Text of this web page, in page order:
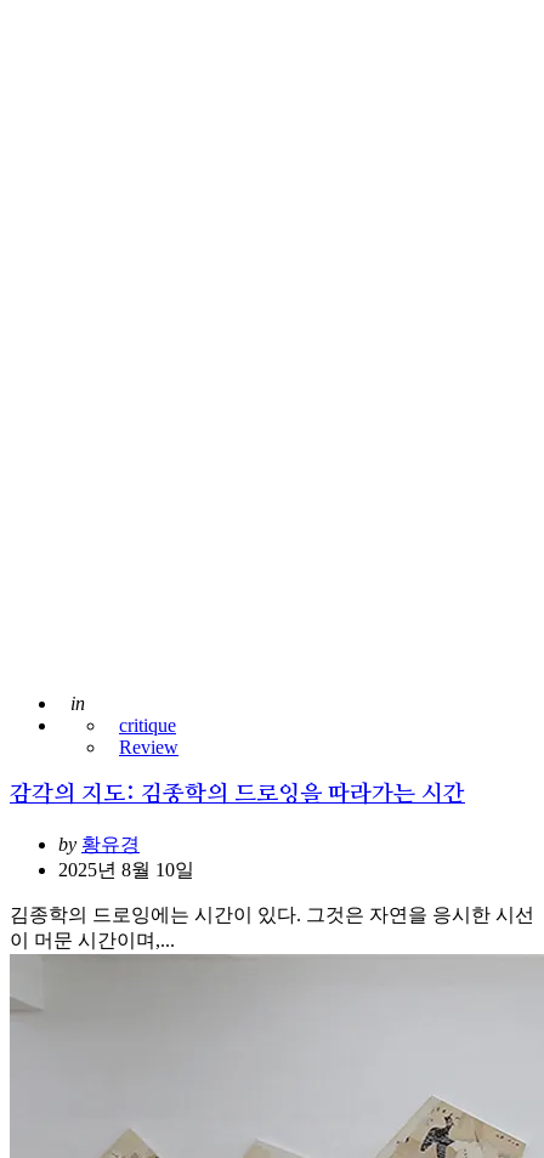
Posted
in
critique
Review
감각의 지도: 김종학의 드로잉을 따라가는 시간
Posted
by 황유경
2025년 8월 10일
김종학의 드로잉에는 시간이 있다. 그것은 자연을 응시한 시선
이 머문 시간이며,...